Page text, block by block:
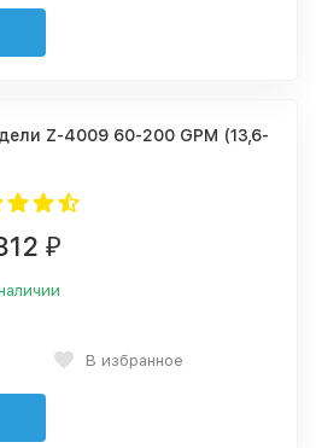
Z-4009 60-200 GPM (13,6-
₽
В избранное